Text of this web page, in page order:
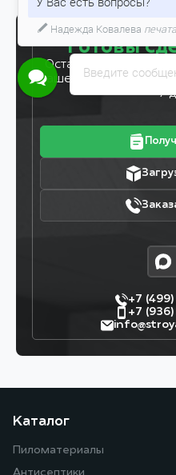
Готовы
Оставьте заявку, и
вашего заказа за 5
7
+7
+7
Каталог
Пиломатериалы
Введите